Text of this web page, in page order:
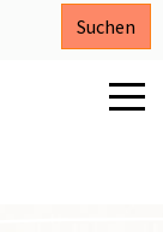
Suchen